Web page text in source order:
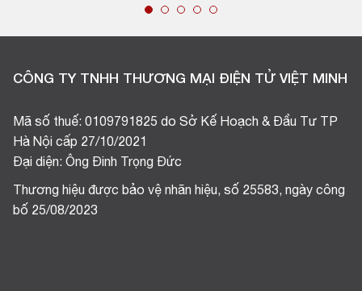
CÔNG TY TNHH THƯƠNG MẠI ĐIỆN TỬ VIỆT MINH
Mã số thuế: 0109791825 do Sở Kế Hoạch & Đầu Tư TP
Hà Nội cấp 27/10/2021
Đại diện: Ông Đinh Trọng Đức
Thương hiệu được bảo vệ nhãn hiệu, số 25583, ngày công
bố 25/08/2023